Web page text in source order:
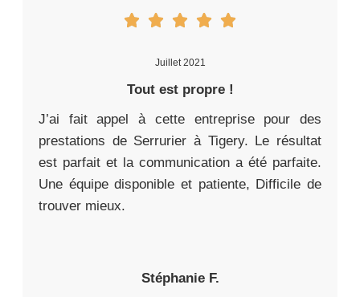
Juillet 2021
Tout est propre !
J’ai fait appel à cette entreprise pour des
prestations de Serrurier à Tigery. Le résultat
est parfait et la communication a été parfaite.
Une équipe disponible et patiente, Difficile de
trouver mieux.
Stéphanie F.